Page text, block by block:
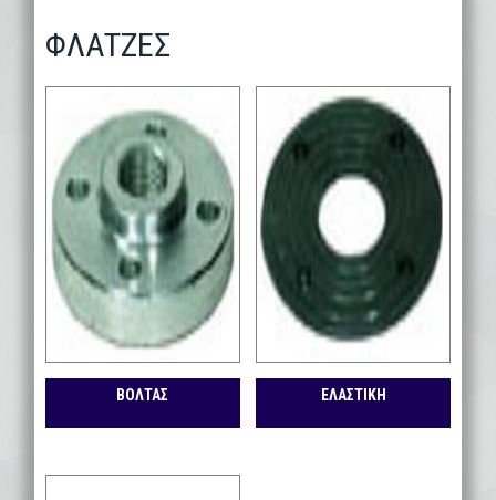
ΦΛΑΤΖΕΣ
ΒΟΛΤΑΣ ΕΛΑΣΤΙΚΗ